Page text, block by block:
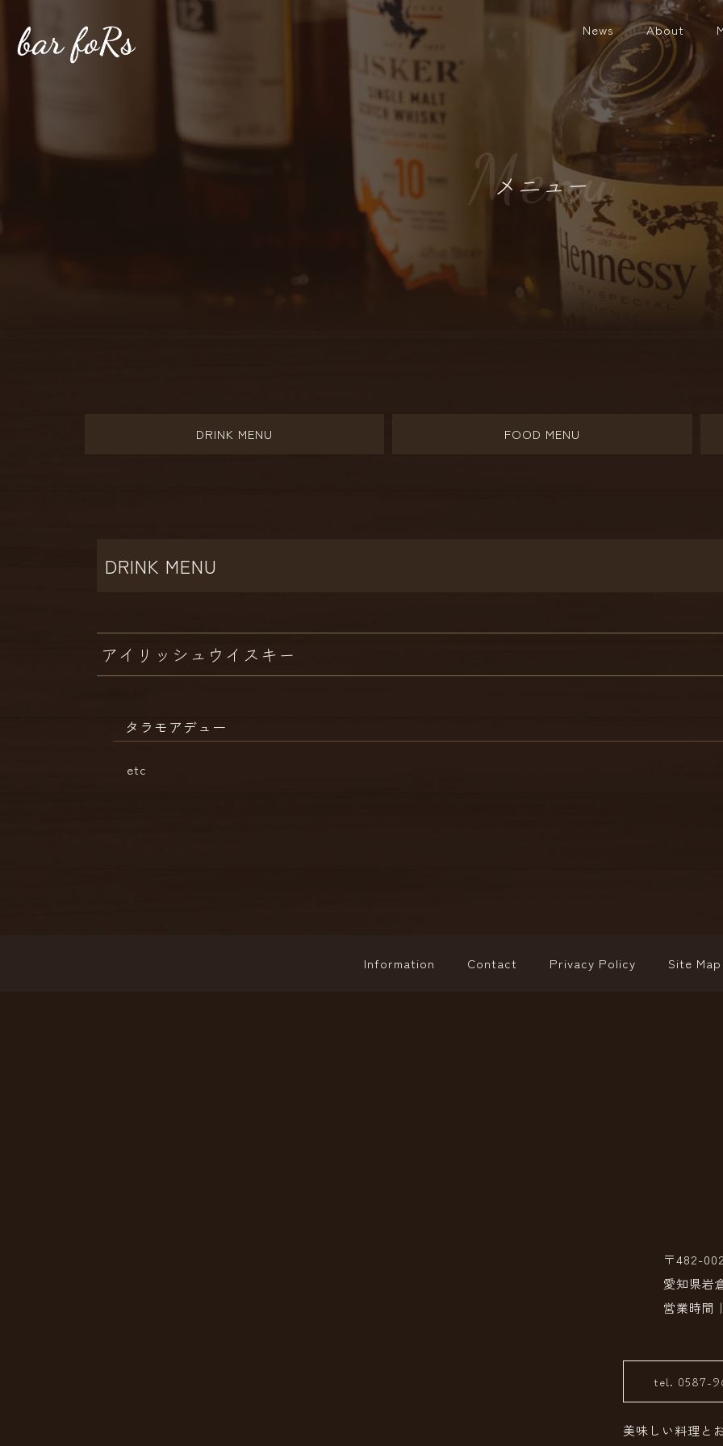
News About
メニュー
Menu
DRINK MENU FOOD MENU
DRINK MENU
アイリッシュウイスキー
タラモアデュー
etc
Information Contact Privacy Policy Site Map
〒482-
愛知県岩
営業時間
tel. 0587-
美味しい料理と